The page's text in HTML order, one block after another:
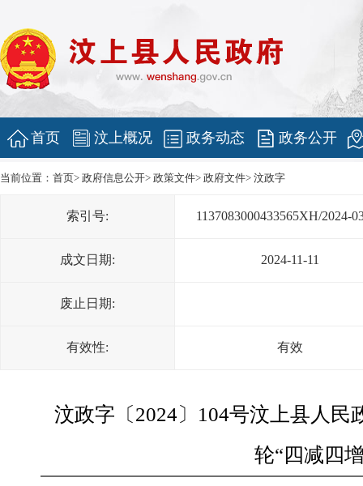
首页 汶上概况 政务动态 政务公开
当前位置： 首页> 政府信息公开> 政策文件> 政府文件> 汶政字
索引号: 1137083000433565XH/2024-
成文日期: 2024-11-11
废止日期:
有效性: 有效
汶政字〔2024〕104号汶上县人
轮“四减四